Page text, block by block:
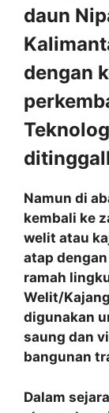
daun
dengan
Namun di
kembali ke
welit atau
atap
ramah
Welit/
digunakan
saung dan
bangunan
Dalam